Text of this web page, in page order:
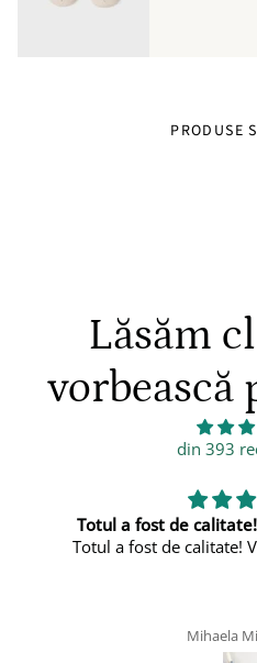
PRODUSE
Lăsăm
vorbească
din 393
calitate! Vă mulțumesc mult!
Vă mulțumesc mult! 😘